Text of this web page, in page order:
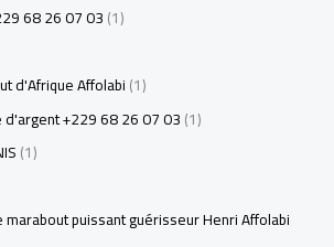
68 26 07 03(1)
d'Afrique Affolabi(1)
d'argent +229 68 26 07 03(1)
(1)
puissant guérisseur Henri Affolabi